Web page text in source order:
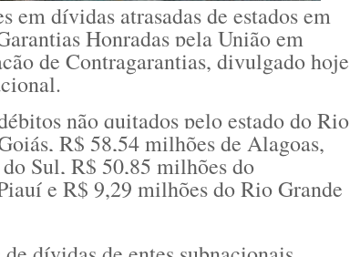
dívidas atrasadas de estados em
Honradas pela União em
de Contragarantias, divulgado hoje
não quitados pelo estado do Rio
R$ 58,54 milhões de Alagoas,
Sul, R$ 50,85 milhões do
e R$ 9,29 milhões do Rio Grande